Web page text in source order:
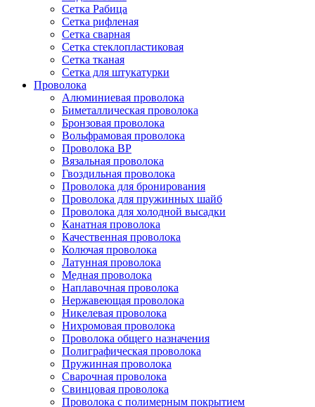
Сетка Рабица
Сетка рифленая
Сетка сварная
Сетка стеклопластиковая
Сетка тканая
Сетка для штукатурки
Проволока
Алюминиевая проволока
Биметаллическая проволока
Бронзовая проволока
Вольфрамовая проволока
Проволока ВР
Вязальная проволока
Гвоздильная проволока
Проволока для бронирования
Проволока для пружинных шайб
Проволока для холодной высадки
Канатная проволока
Качественная проволока
Колючая проволока
Латунная проволока
Медная проволока
Наплавочная проволока
Нержавеющая проволока
Никелевая проволока
Нихромовая проволока
Проволока общего назначения
Полиграфическая проволока
Пружинная проволока
Сварочная проволока
Свинцовая проволока
Проволока с полимерным покрытием